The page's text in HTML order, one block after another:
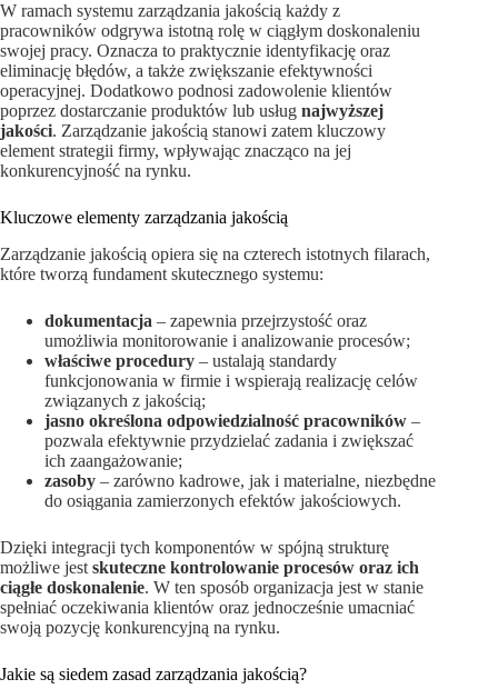
W ramach systemu zarządzania jakością każdy z
pracowników odgrywa istotną rolę w ciągłym doskonaleniu
swojej pracy. Oznacza to praktycznie identyfikację oraz
eliminację błędów, a także zwiększanie efektywności
operacyjnej. Dodatkowo podnosi zadowolenie klientów
poprzez dostarczanie produktów lub usług najwyższej
jakości. Zarządzanie jakością stanowi zatem kluczowy
element strategii firmy, wpływając znacząco na jej
konkurencyjność na rynku.
Kluczowe elementy zarządzania jakością
Zarządzanie jakością opiera się na czterech istotnych filarach,
które tworzą fundament skutecznego systemu:
dokumentacja – zapewnia przejrzystość oraz
umożliwia monitorowanie i analizowanie procesów;
właściwe procedury – ustalają standardy
funkcjonowania w firmie i wspierają realizację celów
związanych z jakością;
jasno określona odpowiedzialność pracowników –
pozwala efektywnie przydzielać zadania i zwiększać
ich zaangażowanie;
zasoby – zarówno kadrowe, jak i materialne, niezbędne
do osiągania zamierzonych efektów jakościowych.
Dzięki integracji tych komponentów w spójną strukturę
możliwe jest skuteczne kontrolowanie procesów oraz ich
ciągłe doskonalenie. W ten sposób organizacja jest w stanie
spełniać oczekiwania klientów oraz jednocześnie umacniać
swoją pozycję konkurencyjną na rynku.
Jakie są siedem zasad zarządzania jakością?